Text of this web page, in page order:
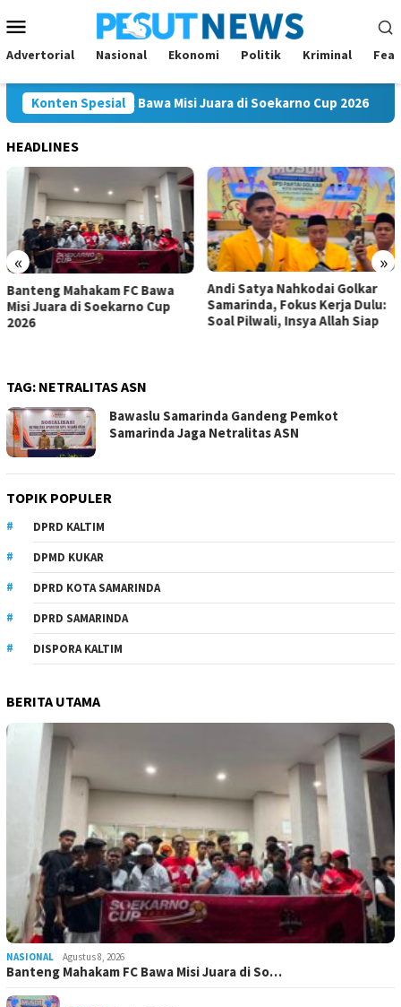
ke
kontenMobile
Advertorial Nasional Ekonomi Politik Kriminal
Konten Spesial
Mahakam FC Bawa Misi Juara di Soekarno Cup 2026
HEADLINES
« »
Andi Satya Nahkodai Golkar
Samarinda, Fokus Kerja Dulu:
Soal Pilwali, Insya Allah Siap
Andi Satya Calon Tunggal
Ketua Golkar Samarinda,
Musda Siap Digelar 8 Agustus
TAG: NETRALITAS ASN
Bawaslu Samarinda Gandeng Pemkot
Samarinda Jaga Netralitas ASN
TOPIK POPULER
DPRD KALTIM
DPMD KUKAR
DPRD KOTA SAMARINDA
DPRD SAMARINDA
DISPORA KALTIM
BERITA UTAMA
NASIONAL Agustus 8, 2026
Banteng Mahakam FC Bawa Misi Juara di So…